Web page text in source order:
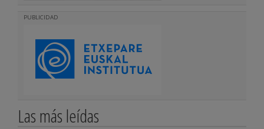
PUBLICIDAD
Las más leídas